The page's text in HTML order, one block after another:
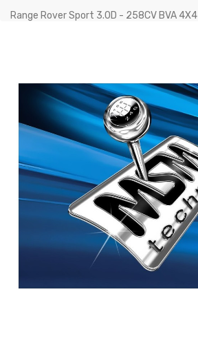
Range Rover Sport 3.0D - 258CV BVA 4X4